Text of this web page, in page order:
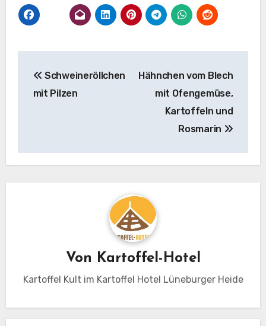
Schweineröllchen
mit Pilzen
Hähnchen vom Blech
mit Ofengemüse,
Kartoffeln und
Rosmarin
Von Kartoffel-Hotel
Kartoffel Kult im Kartoffel Hotel Lüneburger Heide